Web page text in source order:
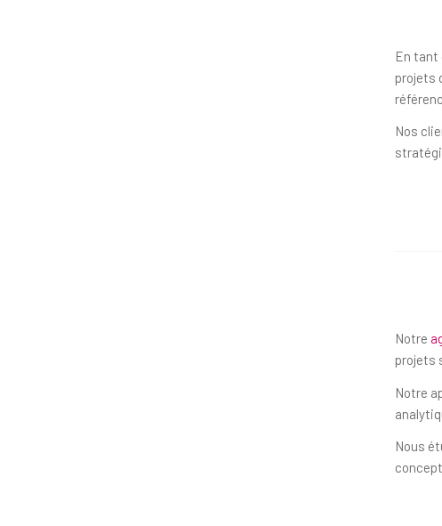
En tant
projets
Nos
Notre
projets
Notre
Nous